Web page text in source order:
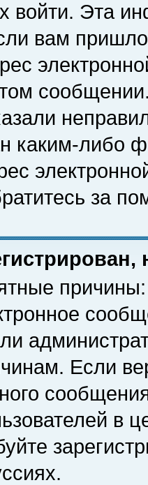
войти. Эта
вам
каким-либо
за
Если
в